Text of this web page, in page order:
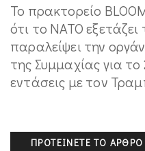
Το πρακτορείο
ότι το ΝΑΤΟ
παραλείψει την
της Συμμαχίας για
εντάσεις με τον
ΠΡΟΤΕΊΝΕΤΕ ΤΟ